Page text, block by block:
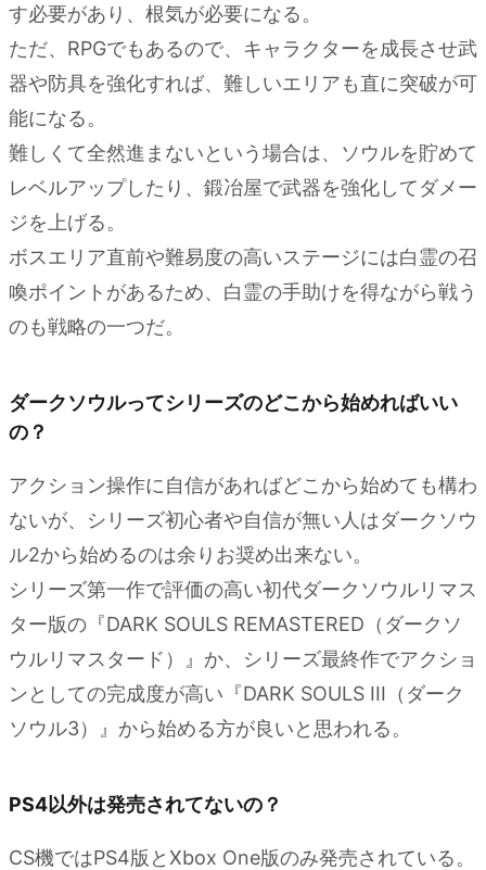
す必要があり、根気が必要になる。
ただ、RPGでもあるので、キャラクターを成長させ武
器や防具を強化すれば、難しいエリアも直に突破が可
能になる。
難しくて全然進まないという場合は、ソウルを貯めて
レベルアップしたり、鍛冶屋で武器を強化してダメー
ジを上げる。
ボスエリア直前や難易度の高いステージには白霊の召
喚ポイントがあるため、白霊の手助けを得ながら戦う
のも戦略の一つだ。
ダークソウルってシリーズのどこから始めればいい
の？
アクション操作に自信があればどこから始めても構わ
ないが、シリーズ初心者や自信が無い人はダークソウ
ル2から始めるのは余りお奨め出来ない。
シリーズ第一作で評価の高い初代ダークソウルリマス
ター版の『DARK SOULS REMASTERED（ダークソ
ウルリマスタード）』か、シリーズ最終作でアクショ
ンとしての完成度が高い『DARK SOULS III（ダーク
ソウル3）』から始める方が良いと思われる。
PS4以外は発売されてないの？
CS機ではPS4版とXbox One版のみ発売されている。